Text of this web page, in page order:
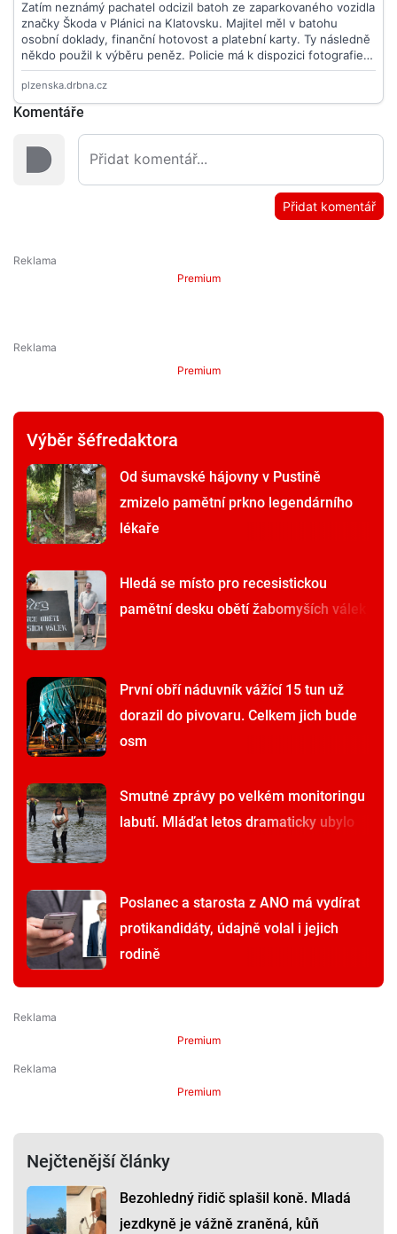
Komentáře
Přidat komentář
Premium
Premium
Výběr šéfredaktora
Od šumavské hájovny v Pustině
zmizelo pamětní prkno legendárního
lékaře
Hledá se místo pro recesistickou
pamětní desku obětí žabomyších válek
První obří náduvník vážící 15 tun už
dorazil do pivovaru. Celkem jich bude
osm
Smutné zprávy po velkém monitoringu
labutí. Mláďat letos dramaticky ubylo
Poslanec a starosta z ANO má vydírat
protikandidáty, údajně volal i jejich
rodině
Premium
Premium
Nejčtenější články
Bezohledný řidič splašil koně. Mladá
jezdkyně je vážně zraněná, kůň